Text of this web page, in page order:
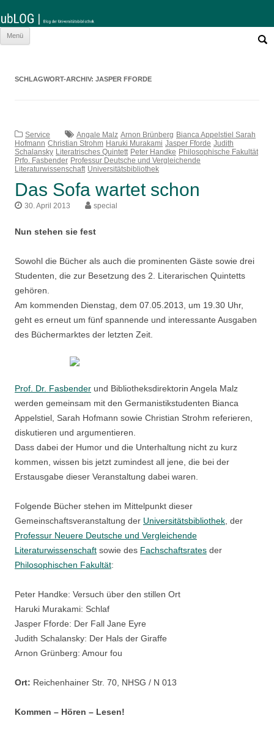
Menü
nach:
SCHLAGWORT-ARCHIV: JASPER FFORDE
Service Angale Malz Arnon Brünberg Bianca Appelstiel Sarah
Hofmann Christian Strohm Haruki Murakami Jasper Fforde Judith
Schalansky Literatrisches Quintett Peter Handke Philosophische Fakultät
Prfo. Fasbender Professur Deutsche und Vergleichende
Literaturwissenschaft Universitätsbibliothek
Das Sofa wartet schon
30. April 2013 special
Nun stehen sie fest
Sowohl die Bücher als auch die prominenten Gäste sowie drei
Studenten, die zur Besetzung des 2. Literarischen Quintetts
gehören.
Am kommenden Dienstag, dem 07.05.2013, um 19.30 Uhr,
geht es erneut um fünf spannende und interessante Ausgaben
des Büchermarktes der letzten Zeit.
Prof. Dr. Fasbender und Bibliotheksdirektorin Angela Malz
werden gemeinsam mit den Germanistikstudenten Bianca
Appelstiel, Sarah Hofmann sowie Christian Strohm referieren,
diskutieren und argumentieren.
Dass dabei der Humor und die Unterhaltung nicht zu kurz
kommen, wissen bis jetzt zumindest all jene, die bei der
Erstausgabe dieser Veranstaltung dabei waren.
Folgende Bücher stehen im Mittelpunkt dieser
Gemeinschaftsveranstaltung der Universitätsbibliothek, der
Professur Neuere Deutsche und Vergleichende
Literaturwissenschaft sowie des Fachschaftsrates der
Philosophischen Fakultät:
Peter Handke: Versuch über den stillen Ort
Haruki Murakami: Schlaf
Jasper Fforde: Der Fall Jane Eyre
Judith Schalansky: Der Hals der Giraffe
Arnon Grünberg: Amour fou
Ort: Reichenhainer Str. 70, NHSG / N 013
Kommen – Hören – Lesen!